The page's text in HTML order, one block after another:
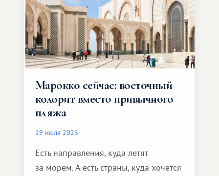
Марокко сейчас: восточный
колорит вместо привычного
пляжа
19 июля 2026
Есть направления, куда летят
за морем. А есть страны, куда хочется